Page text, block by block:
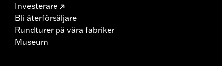
Investerare
Bli återförsäljare
Rundturer på våra fabriker
Museum